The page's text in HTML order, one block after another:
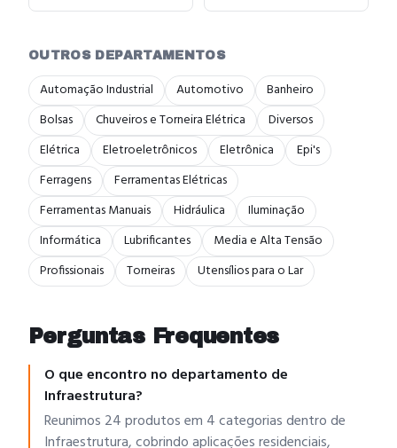
OUTROS DEPARTAMENTOS
Automação Industrial Automotivo
Banheiro
Bolsas
Chuveiros e Torneira Elétrica
Diversos
Elétrica
Eletroeletrônicos Eletrônica
Epi's
Ferragens
Ferramentas Elétricas
Ferramentas Manuais
Hidráulica
Iluminação
Informática
Lubrificantes
Media e Alta Tensão
Profissionais
Torneiras Utensílios para o Lar
Perguntas Frequentes
O que encontro no departamento de
Infraestrutura?
Reunimos 24 produtos em 4 categorias dentro de
Infraestrutura, cobrindo aplicações residenciais,